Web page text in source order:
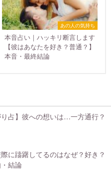
あの人の気持ち
本音占い｜ハッキリ断言します
【彼はあなたを好き？普通？】
本音・最終結論
り占】彼への想いは…一方通行？
に躊躇してるのはなぜ？好き？
結論